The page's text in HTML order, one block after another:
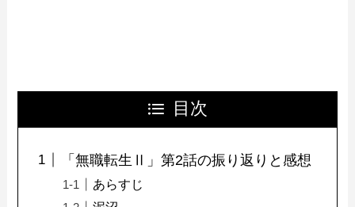
目次
「無職転生Ⅱ」第2話の振り返りと感想
あらすじ